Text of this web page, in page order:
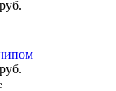
руб.
руб.